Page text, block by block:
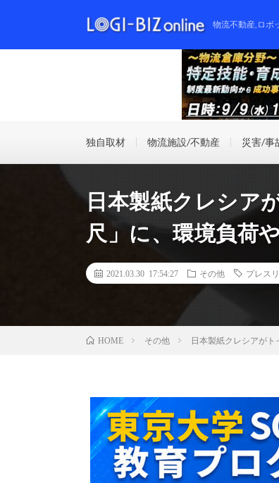
物流不動産,ロボ
独自取材 物流施設/不動産 災害/事
日本製紙クレシア
尺」に、環境負荷
2021.03.30 17:54:27 その他 プレス
HOME その他 日本製紙クレシアが